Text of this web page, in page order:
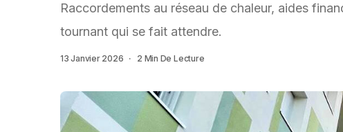
Raccordements au réseau de chaleur, aides
tournant qui se fait attendre.
13 Janvier 2026 2 Min De Lecture